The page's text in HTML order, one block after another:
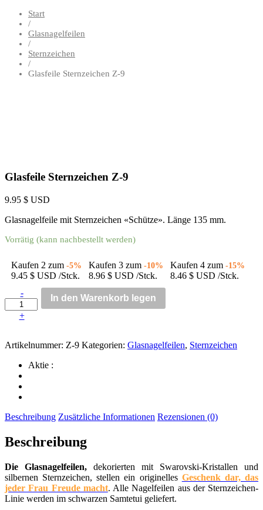
Start
/
Glasnagelfeilen
/
Sternzeichen
/
Glasfeile Sternzeichen Z-9
Glasfeile Sternzeichen Z-9
9.95 $ USD
Glasnagelfeile mit Sternzeichen «Schütze». Länge 135 mm.
Vorrätig (kann nachbestellt werden)
Kaufen 2 zum -5%
9.45 $ USD /Stck.
Kaufen 3 zum -10%
8.96 $ USD /Stck.
Kaufen 4 zum -15%
8.46 $ USD /Stck.
-
Glasfeile
Sternzeichen
quantity
+
In den Warenkorb legen
Artikelnummer: Z-9 Kategorien: Glasnagelfeilen, Sternzeichen
Aktie :
Beschreibung Zusätzliche Informationen Rezensionen (0)
Beschreibung
Die Glasnagelfeilen, dekorierten mit Swarovski-Kristallen und
silbernen Sternzeichen, stellen ein originelles Geschenk dar, das
jeder Frau Freude macht. Alle Nagelfeilen aus der Sternzeichen-
Linie werden im schwarzen Samtetui geliefert.